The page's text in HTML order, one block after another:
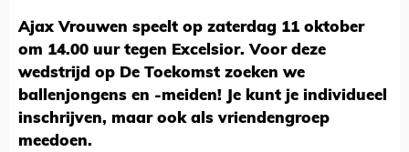
Ajax Vrouwen speelt op zaterdag 11 oktober
om 14.00 uur tegen Excelsior. Voor deze
wedstrijd op De Toekomst zoeken we
ballenjongens en -meiden! Je kunt je individueel
inschrijven, maar ook als vriendengroep
meedoen.